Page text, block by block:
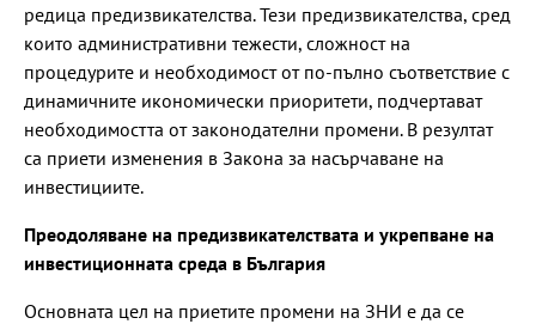
редица предизвикателства. Тези предизвикателства, сред
които административни тежести, сложност на
процедурите и необходимост от по-пълно съответствие с
динамичните икономически приоритети, подчертават
необходимостта от законодателни промени. В резултат
са приети изменения в Закона за насърчаване на
инвестициите.
Преодоляване на предизвикателствата и укрепване на
инвестиционната среда в България
Основната цел на приетите промени на ЗНИ е да се